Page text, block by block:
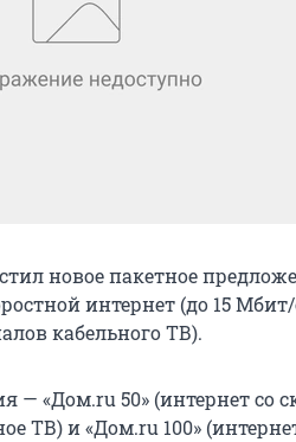
новое пакетное
интернет (до 15
кабельного ТВ).
«Дом.ru 50» (интернет со
ТВ) и «Дом.ru 100»